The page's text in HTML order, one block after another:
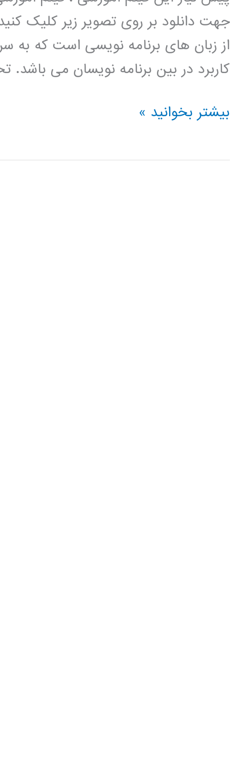
جهت دانلود بر روی تصویر زیر کلیک
از زبان های برنامه نویسی است که
کاربرد در بین برنامه نویسان می
رگرسیون
در
بیشتر بخوانید »